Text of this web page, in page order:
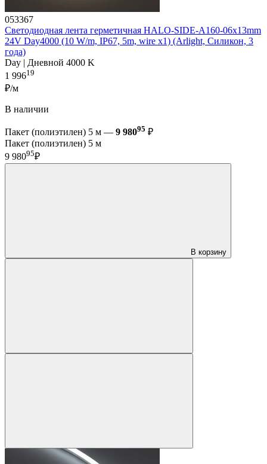
053367
Светодиодная лента герметичная HALO-SIDE-A160-06x13mm
24V Day4000 (10 W/m, IP67, 5m, wire x1) (Arlight, Силикон, 3
года)
Day | Дневной 4000 K
1 99619
₽/м
В наличии
Пакет (полиэтилен) 5 м — 9 98095 ₽
Пакет (полиэтилен) 5 м
9 98095₽
В корзину